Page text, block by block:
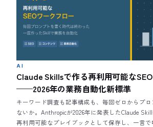
AI
Claude Skillsで作る再利用可能な
——2026年の業務自動化新標準
キーワード調査も記事構成も、毎回ゼロからプ
ないか。Anthropicが2026年に発表したClaude
再利用可能なプレイブックとして保存し、一言